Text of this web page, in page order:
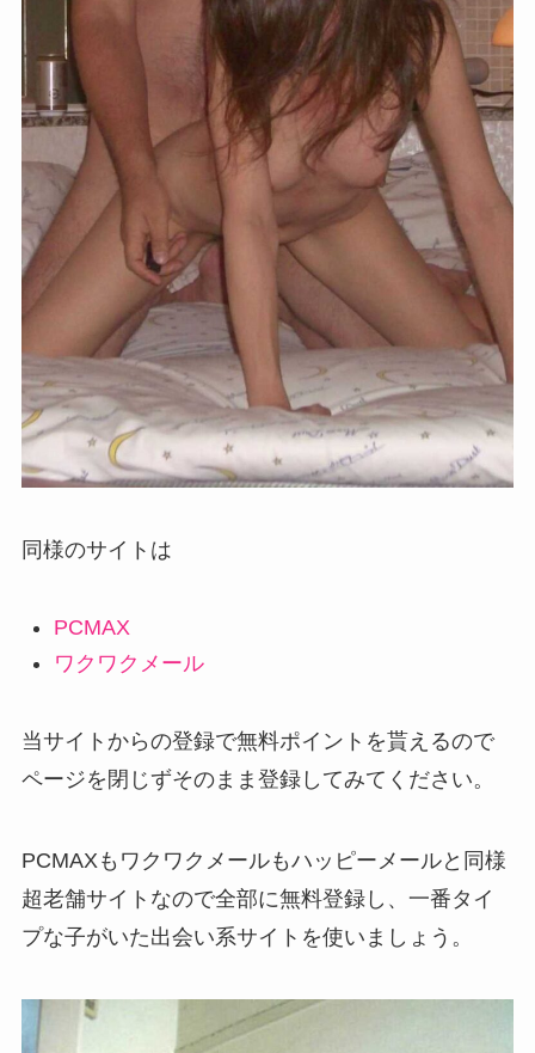
同様のサイトは
PCMAX
ワクワクメール
当サイトからの登録で無料ポイントを貰えるので
ページを閉じずそのまま登録してみてください。
PCMAXもワクワクメールもハッピーメールと同様
超老舗サイトなので全部に無料登録し、一番タイ
プな子がいた出会い系サイトを使いましょう。